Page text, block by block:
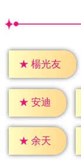
★ 楊光友
★ 安迪
★ 余天